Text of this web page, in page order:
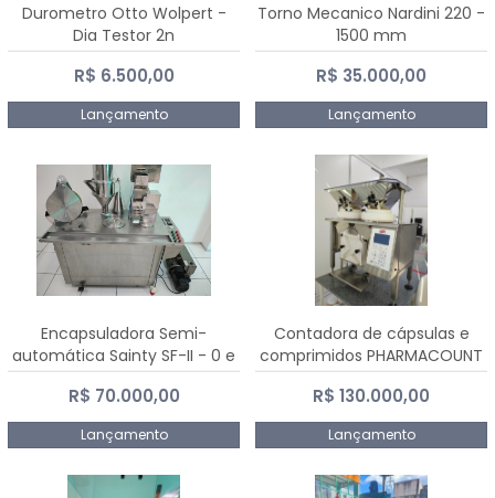
Durometro Otto Wolpert -
Dia Testor 2n
R$ 6.500,00
Lançamento
Torno Mecanico Nardini 220 -
1500 mm
R$ 35.000,00
Lançamento
Encapsuladora Semi-
automática Sainty SF-II - 0 e
00
R$ 70.000,00
Lançamento
Contadora de cápsulas e
comprimidos PHARMACOUNT
- 2-2R3
R$ 130.000,00
Lançamento